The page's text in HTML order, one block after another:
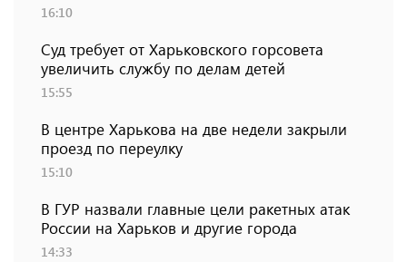
16:10
Суд требует от Харьковского горсовета
увеличить службу по делам детей
15:55
В центре Харькова на две недели закрыли
проезд по переулку
15:10
В ГУР назвали главные цели ракетных атак
России на Харьков и другие города
14:33